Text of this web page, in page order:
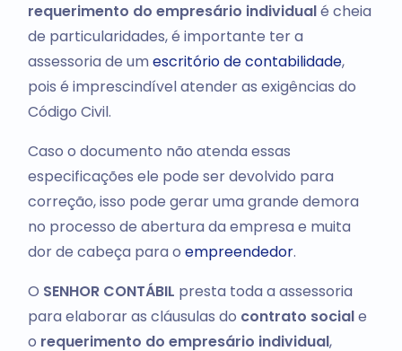
requerimento do empresário individualé cheia
de particularidades, é importante ter a
assessoria de umescritório de contabilidade,
pois é imprescindível atender as exigências do
Código Civil.
Caso o documento não atenda essas
especificações ele pode ser devolvido para
correção, isso pode gerar uma grande demora
no processo de abertura da empresa e muita
dor de cabeça para o empreendedor.
O SENHOR CONTÁBIL presta toda a assessoria
para elaborar as cláusulas do contrato sociale
o requerimento do empresário individual,